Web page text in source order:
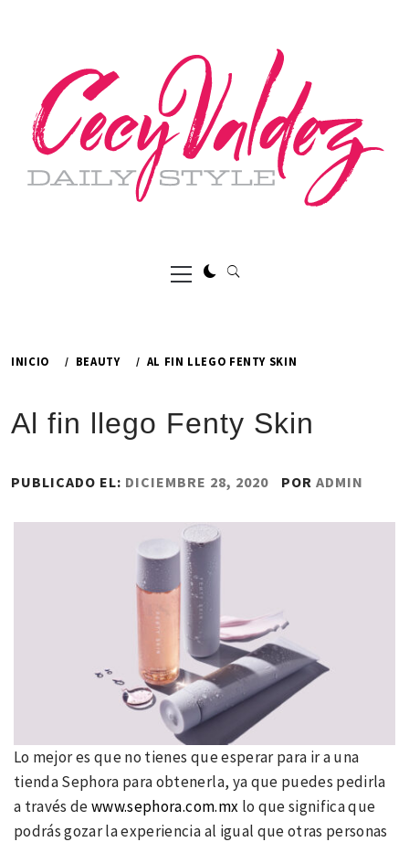
Menú
principal
INICIO BEAUTY AL FIN LLEGO FENTY SKIN
Al fin llego Fenty Skin
PUBLICADO EL: DICIEMBRE 28, 2020 POR ADMIN
Lo mejor es que no tienes que esperar para ir a una
tienda Sephora para obtenerla, ya que puedes pedirla
a través dewww.sephora.com.mx lo que significa que
podrás gozar la experiencia al igual que otras personas